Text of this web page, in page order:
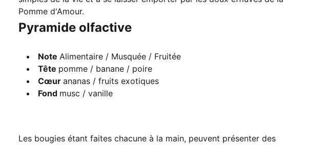
Pomme d'Amour.
Pyramide olfactive
Note Alimentaire / Musquée / Fruitée
Tête pomme / banane / poire
Cœur ananas / fruits exotiques
Fond musc / vanille
Les bougies étant faites chacune à la main, peuvent présenter des